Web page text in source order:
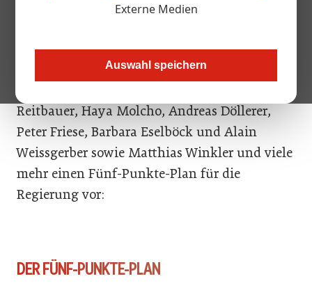
Externe Medien
Auswahl speichern
Es sind klingende Namen, die sich in den
um sich selbst und ihre Kolleginnen und
Kollegen zu retten. Nun legen heimische
Reitbauer, Haya Molcho, Andreas Döllerer,
Peter Friese, Barbara Eselböck und Alain
Weissgerber sowie Matthias Winkler und viele
mehr einen Fünf-Punkte-Plan für die
Regierung vor:
DER FÜNF-PUNKTE-PLAN